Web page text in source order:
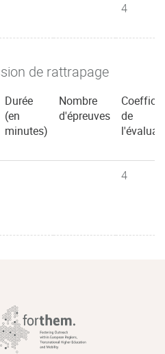
4
de rattrapage
Durée
(en
minutes)
Nombre
d'épreuves
de
4